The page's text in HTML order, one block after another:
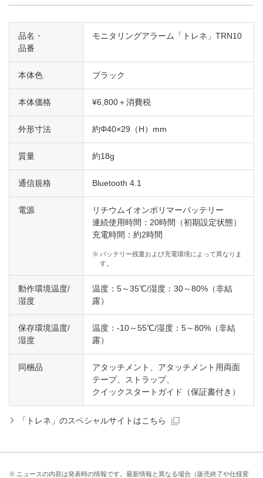
品名・
品番
モニタリングアラーム「トレネ」TRN10
本体色 ブラック
本体価格 ¥6,800＋消費税
外形寸法 約Φ40×29（H）mm
質量 約18g
通信規格 Bluetooth 4.1
電源
リチウムイオンポリマーバッテリー
連続使用時間：20時間（初期設定状態）
充電時間：約2時間
※ バッテリー残量および充電環境によって異なりま
す。
動作環境温度/
湿度
温度：5～35℃/湿度：30～80%（非結
露）
保存環境温度/
湿度
温度：-10～55℃/湿度：5～80%（非結
露）
同梱品
アタッチメント、アタッチメント用両面
テープ、ストラップ、
クイックスタートガイド（保証書付き）
「トレネ」のスペシャルサイトはこちら
※ ニュースの内容は発表時の情報です。最新情報と異なる場合（販売終了や仕様変